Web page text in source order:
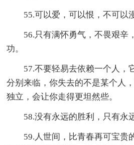
55.可以爱，可以恨，不可以漫
56.只有满怀勇气，不畏艰辛
功。
57.不要轻易去依赖一个人，
分别来临，你失去的不是某个人
独立，会让你走得更坦然些。
58.没有永远的胜利，只有永远
59.人世间，比青春再可宝贵